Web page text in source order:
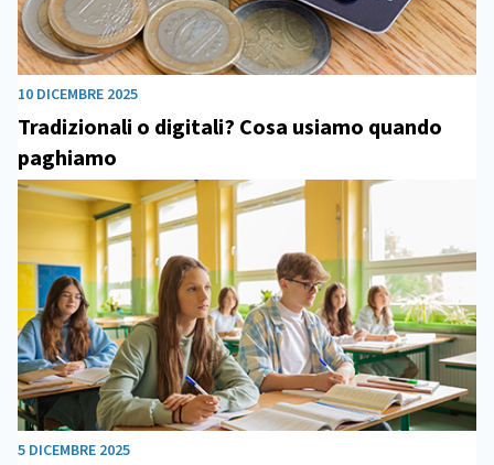
10 DICEMBRE 2025
Tradizionali o digitali? Cosa usiamo quando
paghiamo
5 DICEMBRE 2025